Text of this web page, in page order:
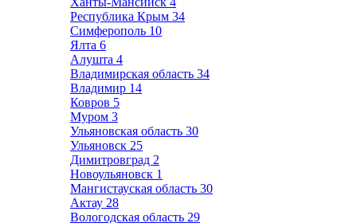
Республика Крым 34
Симферополь 10
Ялта 6
Алушта 4
Владимирская область 34
Владимир 14
Ковров 5
Муром 3
Ульяновская область 30
Ульяновск 25
Димитровград 2
Новоульяновск 1
Мангистауская область 30
Актау 28
Вологодская область 29